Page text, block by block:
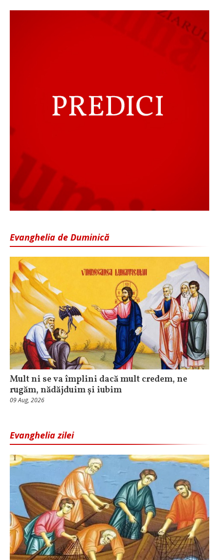
Evanghelia de Duminică
Mult ni se va împlini dacă mult credem, ne
rugăm, nădăjduim și iubim
09 Aug, 2026
Evanghelia zilei